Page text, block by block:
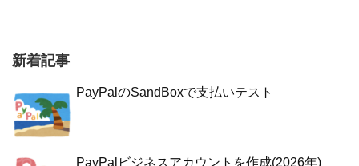
新着記事
PayPalのSandBoxで支払いテスト
PayPalビジネスアカウントを作成(2026年)